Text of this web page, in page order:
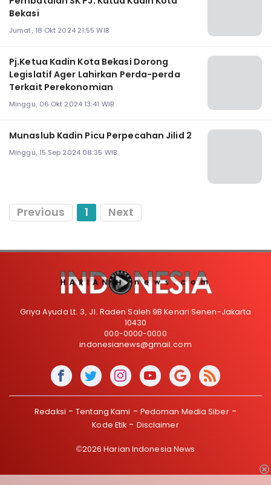
Bekasi
Jumat, 18 Okt 2024 21:55 WIB
Pj.Ketua Kadin Kota Bekasi Dorong
Legislatif Ager Lahirkan Perda-perda
Terkait Perekonomian
Minggu, 06 Okt 2024 13:41 WIB
Munaslub Kadin Picu Perpecahan Jilid 2
Minggu, 15 Sep 2024 08:35 WIB
Previous 1 Next
Griya Ayuda Lt. 3, Jl. Raden Saleh 9B Kenari Senen-Jakarta
10430
000-0000-0000
indonesianews@gmail.com
Redaksi Tentang Kami
Pedoman Media Siber
Kode Etik
Disclaimer
©2026 Harian Indonesia News